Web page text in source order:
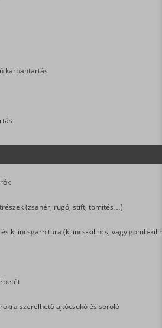
karbantartás
(zsanér, rugó, stift, tömítés…)
kilincsgarnitúra (kilincs-kilincs, vagy gomb-
szerelhető ajtócsukó és soroló